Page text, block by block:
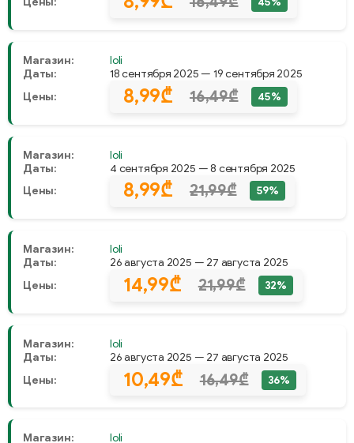
Магазин:
Ioli
Даты:
18 сентября 2025 — 19 сентября 2025
Цены:
8,99₾ 16,49₾ 45%
Магазин:
Ioli
Даты:
4 сентября 2025 — 8 сентября 2025
Цены:
8,99₾ 21,99₾ 59%
Магазин:
Ioli
Даты:
26 августа 2025 — 27 августа 2025
Цены:
14,99₾ 21,99₾ 32%
Магазин:
Ioli
Даты:
26 августа 2025 — 27 августа 2025
Цены:
10,49₾ 16,49₾ 36%
Магазин: Ioli